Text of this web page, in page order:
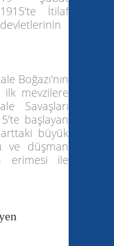
1915'te İtilaf
devletlerinin
Boğazı'nın
mevzilere
Savaşları
başlayan
büyük
ve düşman
erimesi ile